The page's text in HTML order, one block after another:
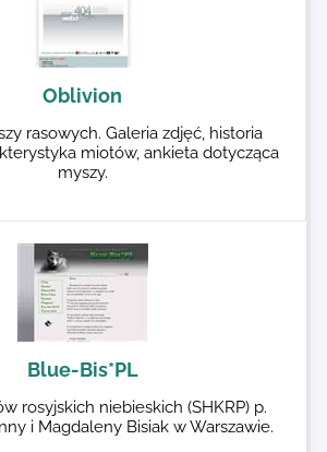
Oblivion
rasowych. Galeria zdjęć, historia
miotów, ankieta dotycząca
myszy.
Blue-Bis*PL
rosyjskich niebieskich (SHKRP) p.
i Magdaleny Bisiak w Warszawie.